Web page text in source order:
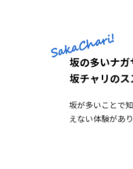
SakaChari!
坂の多いナガ
坂チャリのス
坂が多いことで
えない体験があ